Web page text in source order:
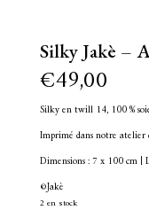
Silky Jakè –
€49,00
Silky en twill 14, 100 %
Imprimé dans notre atelier
Dimensions : 7 x 100 cm |
©Jakè
2 en stock